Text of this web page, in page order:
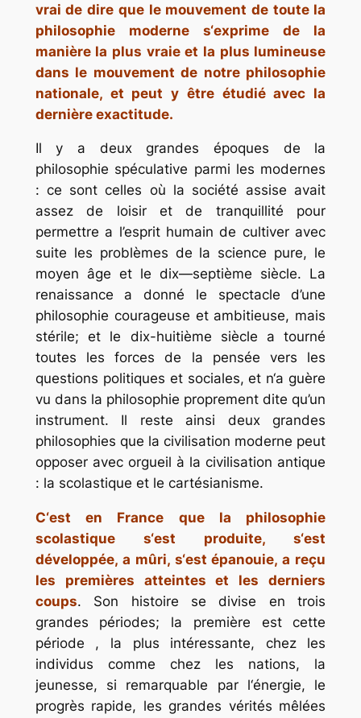
vrai de dire que le mouvement de toute la
philosophie moderne s‘exprime de la
manière la plus vraie et la plus lumineuse
dans le mouvement de notre philosophie
nationale, et peut y être étudié avec la
dernière exactitude.
Il y a deux grandes époques de la
philosophie spéculative parmi les modernes
: ce sont celles où la société assise avait
assez de loisir et de tranquillité pour
permettre a l’esprit humain de cultiver avec
suite les problèmes de la science pure, le
moyen âge et le dix—septième siècle. La
renaissance a donné le spectacle d’une
philosophie courageuse et ambitieuse, mais
stérile; et le dix-huitième siècle a tourné
toutes les forces de la pensée vers les
questions politiques et sociales, et n‘a guère
vu dans la philosophie proprement dite qu’un
instrument. Il reste ainsi deux grandes
philosophies que la civilisation moderne peut
opposer avec orgueil à la civilisation antique
: la scolastique et le cartésianisme.
C‘est en France que la philosophie
scolastique s‘est produite, s‘est
développée, a mûri, s‘est épanouie, a reçu
les premières atteintes et les derniers
coups. Son histoire se divise en trois
grandes périodes; la première est cette
période , la plus intéressante, chez les
individus comme chez les nations, la
jeunesse, si remarquable par l‘énergie, le
progrès rapide, les grandes vérités mêlées